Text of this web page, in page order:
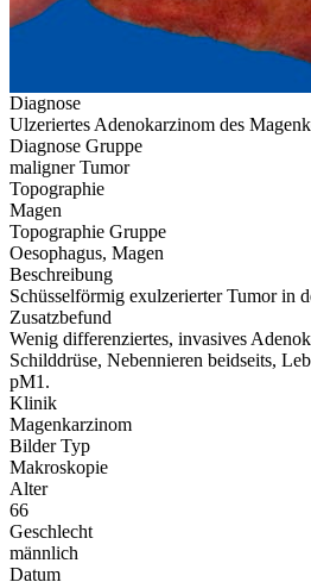
Diagnose
Ulzeriertes Adenokarzinom des
Diagnose Gruppe
maligner Tumor
Topographie
Magen
Topographie Gruppe
Oesophagus, Magen
Beschreibung
Schüsselförmig exulzerierter Tumor in
Zusatzbefund
Wenig differenziertes, invasives
Schilddrüse, Nebennieren beidseits,
pM1.
Klinik
Magenkarzinom
Bilder Typ
Makroskopie
Alter
66
Geschlecht
männlich
Datum